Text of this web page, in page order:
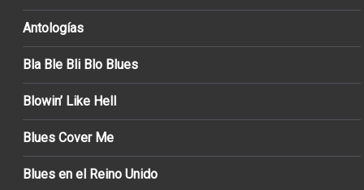
Antologías
Bla Ble Bli Blo Blues
Blowin’ Like Hell
Blues Cover Me
Blues en el Reino Unido